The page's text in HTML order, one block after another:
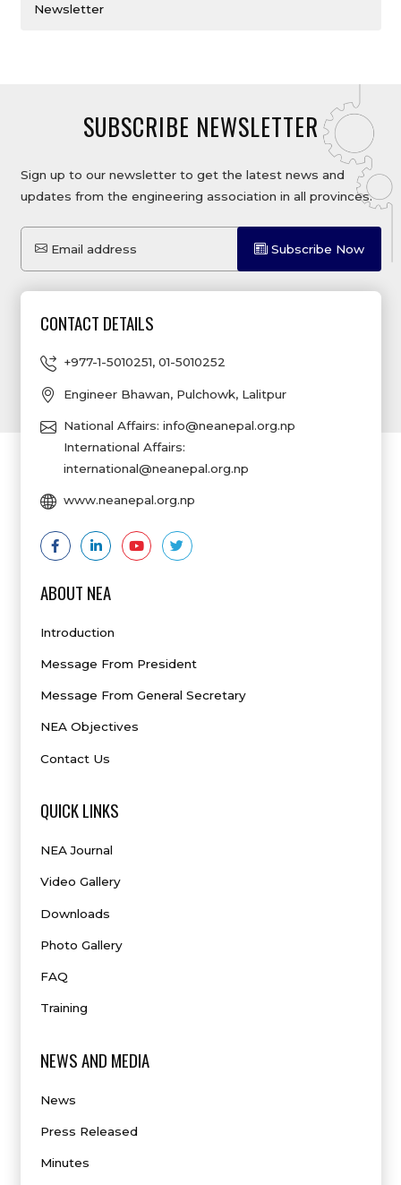
Newsletter
SUBSCRIBE NEWSLETTER
Sign up to our newsletter to get the latest news and
updates from the engineering association in all provinces.
Subscribe Now
Email address
CONTACT DETAILS
+977-1-5010251,01-5010252
Engineer Bhawan, Pulchowk, Lalitpur
National Affairs:info@neanepal.org.np
International Affairs:
international@neanepal.org.np
www.neanepal.org.np
ABOUT NEA
Introduction
Message From President
Message From General Secretary
NEA Objectives
Contact Us
QUICK LINKS
NEA Journal
Video Gallery
Downloads
Photo Gallery
FAQ
Training
NEWS AND MEDIA
News
Press Released
Minutes